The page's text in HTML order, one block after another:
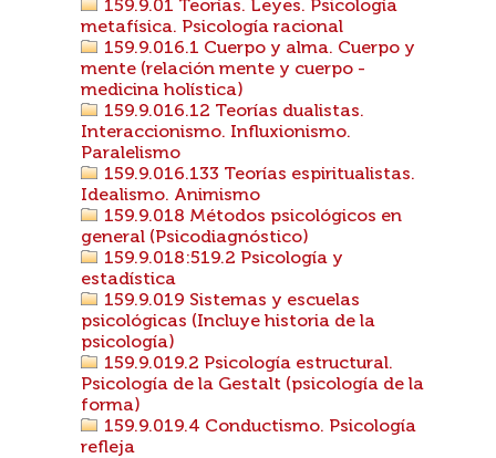
159.9.01 Teorías. Leyes. Psicología
metafísica. Psicología racional
159.9.016.1 Cuerpo y alma. Cuerpo y
mente (relación mente y cuerpo -
medicina holística)
159.9.016.12 Teorías dualistas.
Interaccionismo. Influxionismo.
Paralelismo
159.9.016.133 Teorías espiritualistas.
Idealismo. Animismo
159.9.018 Métodos psicológicos en
general (Psicodiagnóstico)
159.9.018:519.2 Psicología y
estadística
159.9.019 Sistemas y escuelas
psicológicas (Incluye historia de la
psicología)
159.9.019.2 Psicología estructural.
Psicología de la Gestalt (psicología de la
forma)
159.9.019.4 Conductismo. Psicología
refleja